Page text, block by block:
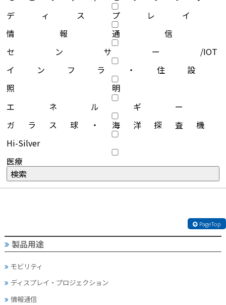
ディスプレイ
情報通信
センサー/IOT
インフラ・住設
照明
エネルギー
ガラス球・海洋探査機
Hi-Silver
医療
PageTop
製品用途
モビリティ
ディスプレイ・ プロジェクション
情報通信